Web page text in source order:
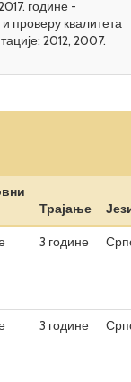
године -
проверу квалитета
2012, 2007.
Трајање
3 године
3 године